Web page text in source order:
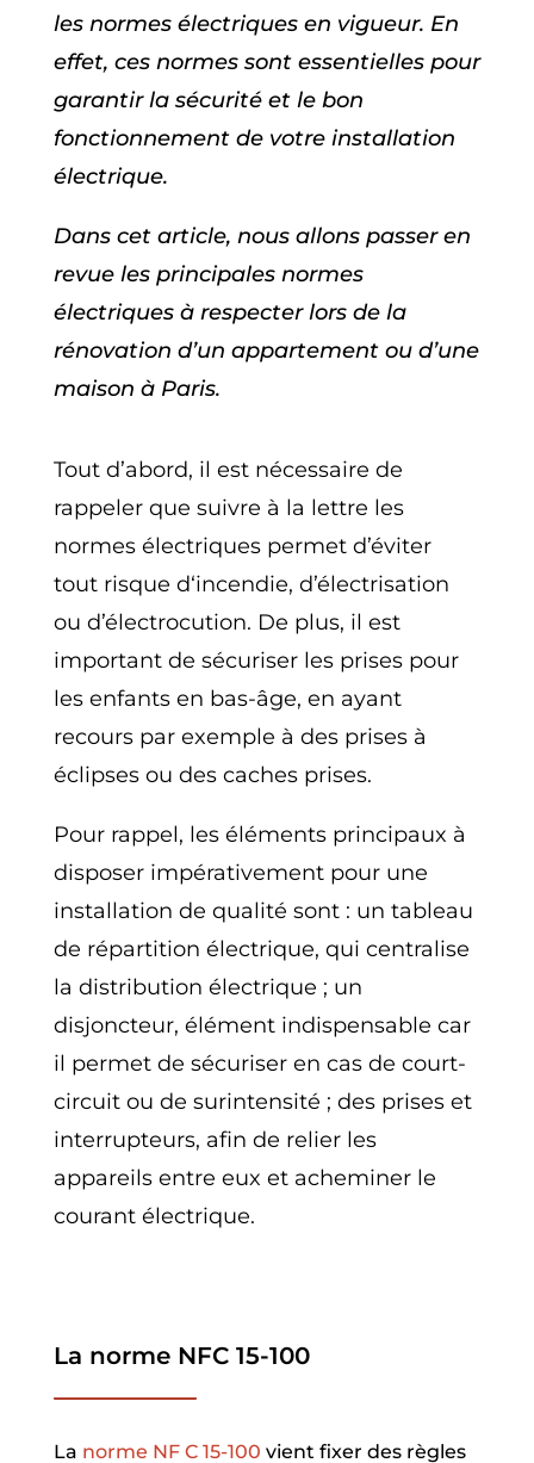
les normes électriques en vigueur. En
effet, ces normes sont essentielles pour
garantir la sécurité et le bon
fonctionnement de votre installation
électrique.
Dans cet article, nous allons passer en
revue les principales normes
électriques à respecter lors de la
rénovation d’un appartement ou d’une
maison à Paris.
Tout d’abord, il est nécessaire de
rappeler que suivre à la lettre les
normes électriques permet d’éviter
tout risque d‘incendie, d’électrisation
ou d’électrocution. De plus, il est
important de sécuriser les prises pour
les enfants en bas-âge, en ayant
recours par exemple à des prises à
éclipses ou des caches prises.
Pour rappel, les éléments principaux à
disposer impérativement pour une
installation de qualité sont : un tableau
de répartition électrique, qui centralise
la distribution électrique ; un
disjoncteur, élément indispensable car
il permet de sécuriser en cas de court-
circuit ou de surintensité ; des prises et
interrupteurs, afin de relier les
appareils entre eux et acheminer le
courant électrique.
La norme NFC 15-100
La norme NF C 15-100 vient fixer des règles